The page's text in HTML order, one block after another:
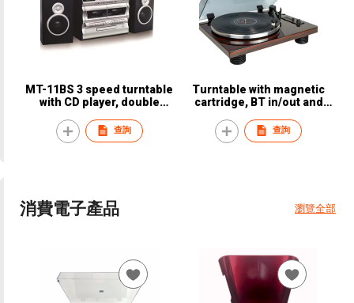
MT-11BS 3 speed turntable
with CD player, double
USB/SD recording and
speaker box
查詢
Turntable with magnetic
cartridge, BT in/out and
查詢
消費電子產品 瀏覽全部